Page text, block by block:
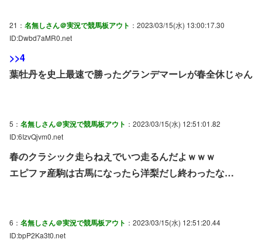
21： 名無しさん＠実況で競馬板アウト ：2023/03/15(水) 13:00:17.30
ID:Dwbd7aMR0.net
>>4
葉牡丹を史上最速で勝ったグランデマーレが春全休じゃん
5： 名無しさん＠実況で競馬板アウト ：2023/03/15(水) 12:51:01.82
ID:6IzvQjvm0.net
春のクラシック走らねえでいつ走るんだよｗｗｗ
エピファ産駒は古馬になったら洋梨だし終わったな…
6： 名無しさん＠実況で競馬板アウト ：2023/03/15(水) 12:51:20.44
ID:bpP2Ka3t0.net